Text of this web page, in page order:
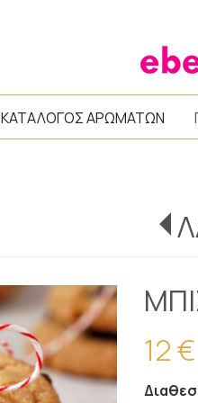
ΚΑΤΑΛΟΓΟΣ ΑΡΩΜΑΤΩΝ
12 €